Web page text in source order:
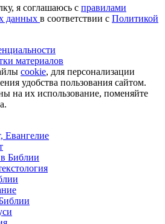
я соглашаюсь с правилами
данных в соответствии с Политикой
материалов
cookie, для персонализации
удобства пользования сайтом.
на их использование, поменяйте
Евангелие
в Библии